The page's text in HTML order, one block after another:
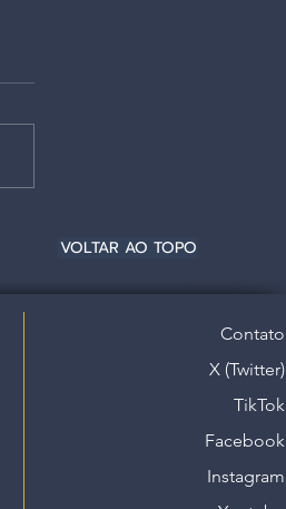
VOLTAR AO TOPO
Contato
X (Twitter)
TikTok
Facebook
Instagram